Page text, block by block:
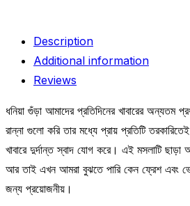
Description
Additional information
Reviews
ধনিয়া গুঁড়া আমাদের প্রতিদিনের খাবারের অন্যতম
রান্না গুলো করি তার মধ্যে প্রায় প্রতিটি
খাবারে দুর্দান্ত স্বাদ যোগ করে। এই মসলাটি ছাড়া
আর তাই এখন আমরা বুঝতে পারি কেন ফ্রেশ এবং
জন্য প্রয়োজনীয়।